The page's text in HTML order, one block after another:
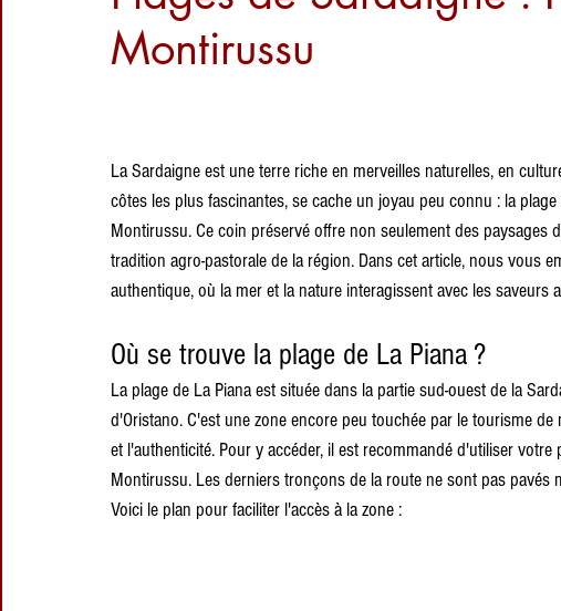
pastorales
de La Piana,
Montirussu
2 avr. 2025
château
d'Acquafredda
27 mars 2025
Montirussu
La Sardaigne est une terre riche en merveilles naturelles, en
côtes les plus fascinantes, se cache un joyau peu connu : la
Montirussu. Ce coin préservé offre non seulement des paysages
tradition agro-pastorale de la région. Dans cet article, nous vous
authentique, où la mer et la nature interagissent avec les saveurs
Où se trouve la plage de La Piana ?
La plage de La Piana est située dans la partie sud-ouest de la
d'Oristano. C'est une zone encore peu touchée par le tourisme
et l'authenticité. Pour y accéder, il est recommandé d'utiliser
Montirussu. Les derniers tronçons de la route ne sont pas pavés
Voici le plan pour faciliter l'accès à la zone :